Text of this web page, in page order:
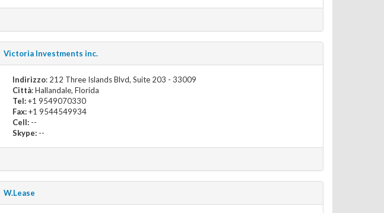
Victoria Investments inc.
Indirizzo: 212 Three Islands Blvd, Suite 203 - 33009
Città: Hallandale, Florida
Tel:+1 9549070330
Fax:+1 9544549934
Cell: --
Skype: --
W.Lease